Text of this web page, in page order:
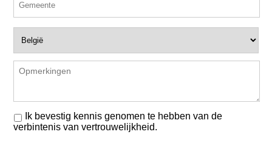
Ik bevestig kennis genomen te hebben van de
verbintenis van vertrouwelijkheid.